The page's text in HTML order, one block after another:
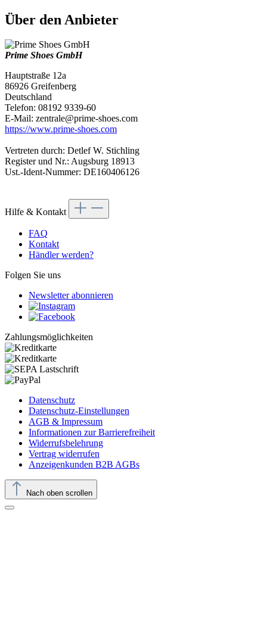
Über den Anbieter
Prime Shoes GmbH
Hauptstraße 12a
86926 Greifenberg
Deutschland
Telefon: 08192 9339-60
E-Mail: zentrale@prime-shoes.com
https://www.prime-shoes.com
Vertreten durch: Detlef W. Stichling
Register und Nr.: Augsburg 18913
Ust.-Ident-Nummer: DE160406126
Hilfe & Kontakt
FAQ
Kontakt
Händler werden?
Folgen Sie uns
Newsletter abonnieren
Zahlungsmöglichkeiten
Datenschutz
Datenschutz-Einstellungen
AGB & Impressum
Informationen zur Barrierefreiheit
Widerrufsbelehrung
Vertrag widerrufen
Anzeigenkunden B2B AGBs
Nach oben scrollen